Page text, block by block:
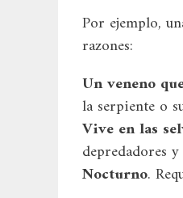
Por ejemplo,
razones:
Un veneno
la serpiente o
Vive en las
depredadores
Nocturno.